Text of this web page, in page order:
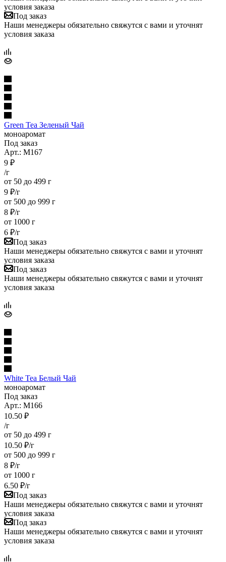
условия заказа
Под заказ
Наши менеджеры обязательно свяжутся с вами и уточнят
условия заказа
Green Tea Зеленый Чай
моноаромат
Под заказ
Арт.: M167
9 ₽
/г
от 50 до 499 г
9 ₽/г
от 500 до 999 г
8 ₽/г
от 1000 г
6 ₽/г
Под заказ
Наши менеджеры обязательно свяжутся с вами и уточнят
условия заказа
Под заказ
Наши менеджеры обязательно свяжутся с вами и уточнят
условия заказа
White Tea Белый Чай
моноаромат
Под заказ
Арт.: M166
10.50 ₽
/г
от 50 до 499 г
10.50 ₽/г
от 500 до 999 г
8 ₽/г
от 1000 г
6.50 ₽/г
Под заказ
Наши менеджеры обязательно свяжутся с вами и уточнят
условия заказа
Под заказ
Наши менеджеры обязательно свяжутся с вами и уточнят
условия заказа